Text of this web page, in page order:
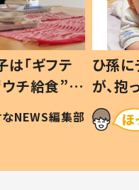
「ギフテ
チ給食”を
#令和の親
なNEWS編集部
ひ孫
が、
「涙が
い」